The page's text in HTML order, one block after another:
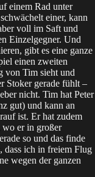
einem Rad unter
einer, kann
voll im Saft und
Einzelgegner. Und
gibt es eine ganze
einen zweiten
von Tim sieht und
Stoker gerade fühlt –
nicht. Tim hat Peter
gut) und kann an
ist. Er hat zudem
wo er in großer
so und das finde
dass ich in freiem Flug
wegen der ganzen